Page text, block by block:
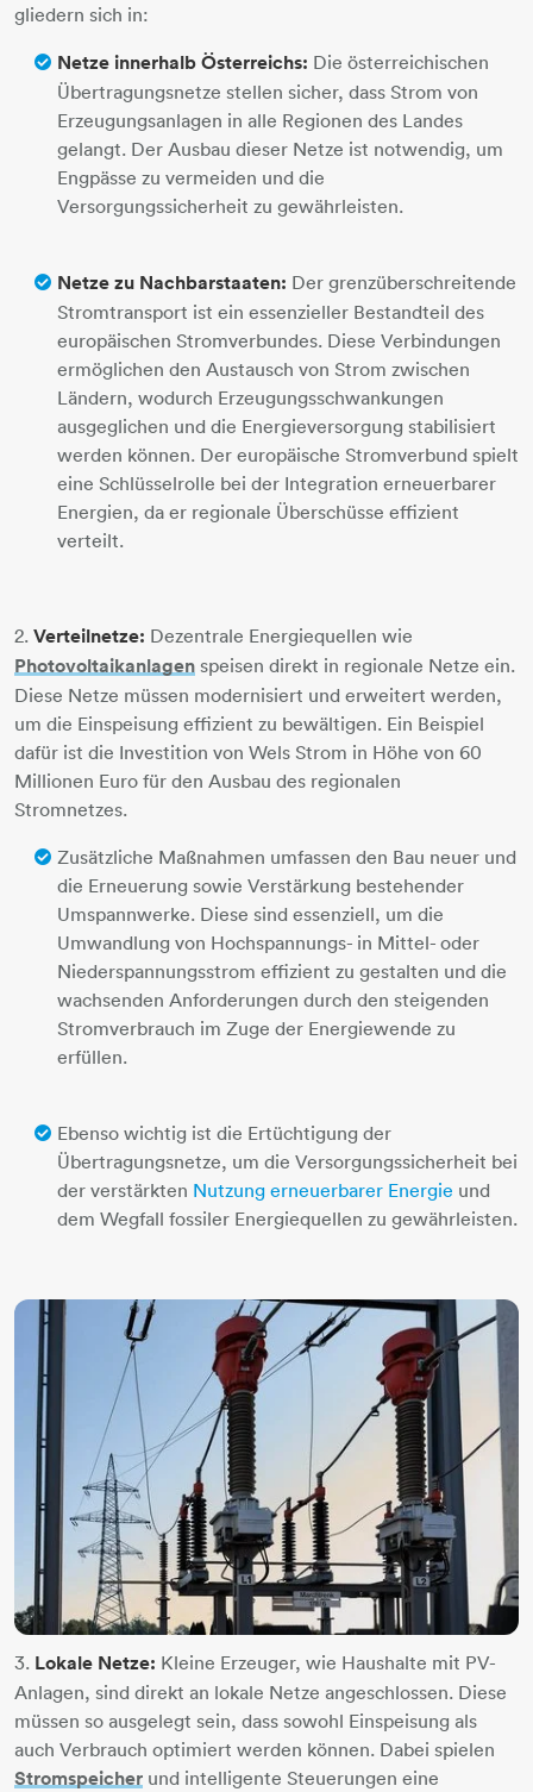
gliedern sich in:
Netze innerhalb Österreichs: Die österreichischen
Übertragungsnetze stellen sicher, dass Strom von
Erzeugungsanlagen in alle Regionen des Landes
gelangt. Der Ausbau dieser Netze ist notwendig, um
Engpässe zu vermeiden und die
Versorgungssicherheit zu gewährleisten.
Netze zu Nachbarstaaten: Der grenzüberschreitende
Stromtransport ist ein essenzieller Bestandteil des
europäischen Stromverbundes. Diese Verbindungen
ermöglichen den Austausch von Strom zwischen
Ländern, wodurch Erzeugungsschwankungen
ausgeglichen und die Energieversorgung stabilisiert
werden können. Der europäische Stromverbund spielt
eine Schlüsselrolle bei der Integration erneuerbarer
Energien, da er regionale Überschüsse effizient
verteilt.
2. Verteilnetze: Dezentrale Energiequellen wie
Photovoltaikanlagen speisen direkt in regionale Netze ein.
Diese Netze müssen modernisiert und erweitert werden,
um die Einspeisung effizient zu bewältigen. Ein Beispiel
dafür ist die Investition von Wels Strom in Höhe von 60
Millionen Euro für den Ausbau des regionalen
Stromnetzes.
Zusätzliche Maßnahmen umfassen den Bau neuer und
die Erneuerung sowie Verstärkung bestehender
Umspannwerke. Diese sind essenziell, um die
Umwandlung von Hochspannungs- in Mittel- oder
Niederspannungsstrom effizient zu gestalten und die
wachsenden Anforderungen durch den steigenden
Stromverbrauch im Zuge der Energiewende zu
erfüllen.
Ebenso wichtig ist die Ertüchtigung der
Übertragungsnetze, um die Versorgungssicherheit bei
der verstärkten Nutzung erneuerbarer Energie und
dem Wegfall fossiler Energiequellen zu gewährleisten.
3. Lokale Netze: Kleine Erzeuger, wie Haushalte mit PV-
Anlagen, sind direkt an lokale Netze angeschlossen. Diese
müssen so ausgelegt sein, dass sowohl Einspeisung als
auch Verbrauch optimiert werden können. Dabei spielen
Stromspeicher und intelligente Steuerungen eine